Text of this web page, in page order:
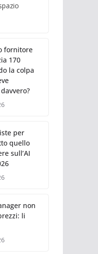
fornitore
170
la colpa
per
quello
sull’AI
non
li